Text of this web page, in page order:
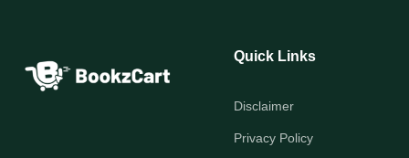
Quick Links
Disclaimer
Privacy Policy